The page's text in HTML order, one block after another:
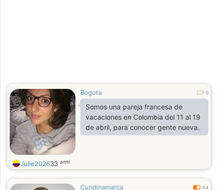
Bogota 0
Somos una pareja francesa de
vacaciones en Colombia del 11 al 19
de abril, para conocer gente nueva.
Julie202633 anni
Cundinamarca 0.4